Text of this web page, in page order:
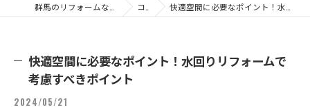
コラム 快適空間に必要なポイント！水回りリフォームで考慮すべきポイント
快適空間に必要なポイント！水回りリフォームで
考慮すべきポイント
2024/05/21